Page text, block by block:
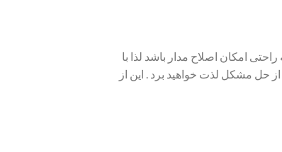
امکان اصلاح مدار باشد لذا با
حل مشکل لذت خواهید برد . این از